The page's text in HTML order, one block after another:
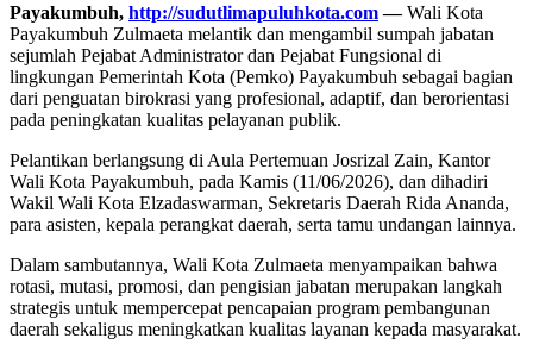
Payakumbuh, http://sudutlimapuluhkota.com—Wali Kota
Payakumbuh Zulmaeta melantik dan mengambil sumpah jabatan
sejumlah Pejabat Administrator dan Pejabat Fungsional di
lingkungan Pemerintah Kota (Pemko) Payakumbuh sebagai bagian
dari penguatan birokrasi yang profesional, adaptif, dan berorientasi
pada peningkatan kualitas pelayanan publik.
Pelantikan berlangsung di Aula Pertemuan Josrizal Zain, Kantor
Wali Kota Payakumbuh, pada Kamis (11/06/2026), dan dihadiri
Wakil Wali Kota Elzadaswarman, Sekretaris Daerah Rida Ananda,
para asisten, kepala perangkat daerah, serta tamu undangan lainnya.
Dalam sambutannya, Wali Kota Zulmaeta menyampaikan bahwa
rotasi, mutasi, promosi, dan pengisian jabatan merupakan langkah
strategis untuk mempercepat pencapaian program pembangunan
daerah sekaligus meningkatkan kualitas layanan kepada masyarakat.